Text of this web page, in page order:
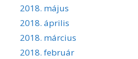
2018. május
2018. április
2018. március
2018. február